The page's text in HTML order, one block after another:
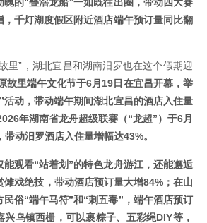
，千灯湖度假区附近酒店端午预订量同比翻
里”，湖北宜昌和湖南汨罗也在这个假期迎
故里端午文化节于6月19日在宜昌开幕，举
活动，带动端午期间湖北宜昌的酒店入住量
年湖南省龙舟超级联赛（“龙超”）于6月
动汨罗酒店入住量增幅达43%。
观看“站着划”的特色龙舟游江，还能邂逅
傩戏绝技，带动酒店预订量大增84%；在山
俗“端午马符”和“刺五毒”，端午酒店预订
乌镇西栅，可以裹粽子、五彩绳DIY等，